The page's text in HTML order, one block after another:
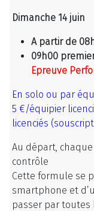
Dimanche 14 juin
A partir de
09h00
Epreuve
En solo ou par
5 €/équipier
licenciés
Au départ,
contrôle
Cette formule se
smartphone et
passer par toutes